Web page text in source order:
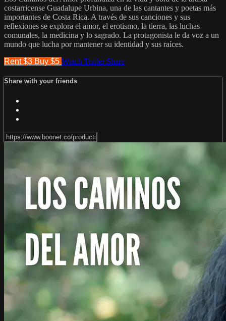
costarricense Guadalupe Urbina, una de las cantantes y poetas más
importantes de Costa Rica. A través de sus canciones y sus
reflexiones se explora el amor, el erotismo, la tierra, las luchas
comunales, la medicina y lo sagrado. La protagonista le da voz a un
mundo que lucha por mantener su identidad y sus raíces.
Rent $3 Buy $5 Watch Trailer Share
Share with your friends